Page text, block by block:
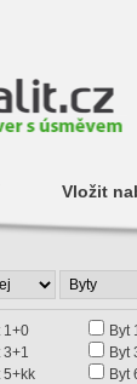
Vložit
1+0 Byt
3+1
Byt
5+kk
Byt